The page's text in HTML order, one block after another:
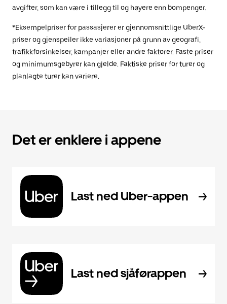
avgifter, som kan være i tillegg til og høyere enn bompenger.
*Eksempelpriser for passasjerer er gjennomsnittlige UberX-
priser og gjenspeiler ikke variasjoner på grunn av geografi,
trafikkforsinkelser, kampanjer eller andre faktorer. Faste priser
og minimumsgebyrer kan gjelde. Faktiske priser for turer og
planlagte turer kan variere.
Det er enklere i appene
Last ned Uber-appen
Last ned sjåførappen